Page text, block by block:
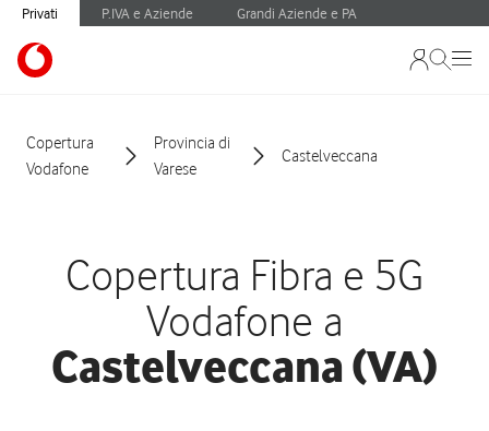
Privati P.IVA e Aziende Grandi Aziende e PA
Copertura
Vodafone
Provincia di
Varese
Castelveccana
Copertura Fibra e 5G
Vodafone a
Castelveccana (VA)